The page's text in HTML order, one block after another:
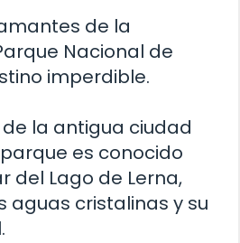
de la
Nacional de
imperdible.
la antigua ciudad
es conocido
del Lago de Lerna,
aguas cristalinas y su